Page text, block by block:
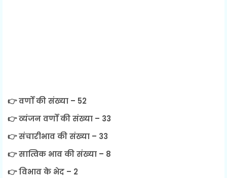
👉 वर्णों की संख्या – 52
👉 व्यंजन वर्णों की संख्या – 33
👉 संचारीभाव की संख्या – 33
👉 सात्विक भाव की संख्या – 8
👉 विभाव के भेद – 2